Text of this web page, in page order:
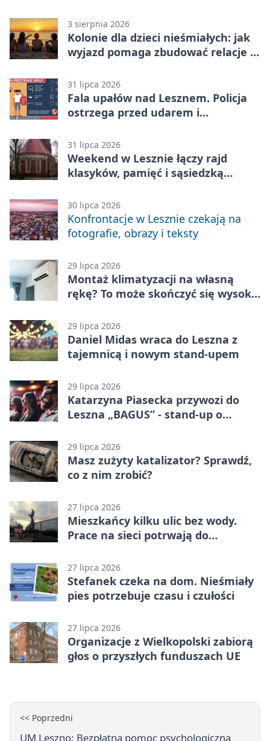
3 sierpnia 2026
Kolonie dla dzieci nieśmiałych: jak
wyjazd pomaga zbudować relacje z
31 lipca 2026
Fala upałów nad Lesznem. Policja
ostrzega przed udarem i
31 lipca 2026
Weekend w Lesznie łączy rajd
klasyków, pamięć i sąsiedzką
30 lipca 2026
Konfrontacje w Lesznie czekają na
fotografie, obrazy i teksty
29 lipca 2026
Montaż klimatyzacji na własną
rękę? To może skończyć się wysoką
29 lipca 2026
Daniel Midas wraca do Leszna z
tajemnicą i nowym stand-upem
29 lipca 2026
Katarzyna Piasecka przywozi do
Leszna „BAGUS” - stand-up o
29 lipca 2026
Masz zużyty katalizator? Sprawdź,
co z nim zrobić?
27 lipca 2026
Mieszkańcy kilku ulic bez wody.
Prace na sieci potrwają do
27 lipca 2026
Stefanek czeka na dom. Nieśmiały
pies potrzebuje czasu i czułości
27 lipca 2026
Organizacje z Wielkopolski zabiorą
głos o przyszłych funduszach UE
<< Poprzedni
UM Leszno: Bezpłatna pomoc psychologiczna